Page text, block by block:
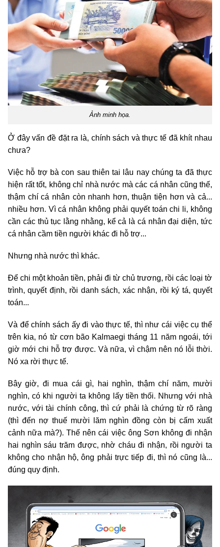
Ảnh minh họa.
Ở đây vấn đề đặt ra là, chính sách và thực tế đã khít nhau
chưa?
Việc hỗ trợ bà con sau thiên tai lâu nay chúng ta đã thực
hiện rất tốt, không chỉ nhà nước mà các cá nhân cũng thế,
thậm chí cá nhân còn nhanh hơn, thuận tiện hơn và cả...
nhiều hơn. Vì cá nhân không phải quyết toán chi li, không
cần các thủ tục lằng nhằng, kể cả là cá nhân đại diện, tức
cá nhân cầm tiền người khác đi hỗ trợ...
Nhưng nhà nước thì khác.
Để chi một khoản tiền, phải đi từ chủ trương, rồi các loại tờ
trình, quyết định, rồi danh sách, xác nhận, rồi ký tá, quyết
toán...
Và để chính sách ấy đi vào thực tế, thì như cái việc cụ thể
trên kia, nó từ cơn bão Kalmaegi tháng 11 năm ngoái, tới
giờ mới chi hỗ trợ được. Và nữa, vì chậm nên nó lỗi thời.
Nó xa rời thực tế.
Bây giờ, đi mua cái gì, hai nghìn, thậm chí năm, mười
nghìn, có khi người ta không lấy tiền thối. Nhưng với nhà
nước, với tài chính công, thì cứ phải là chứng từ rõ ràng
(thì đến nợ thuế mười lăm nghìn đồng còn bị cấm xuất
cảnh nữa mà?). Thế nên cái việc ông Sơn không đi nhận
hai nghìn sáu trăm được, nhờ cháu đi nhận, rồi người ta
không cho nhận hộ, ông phải trực tiếp đi, thì nó cũng là...
đúng quy định.